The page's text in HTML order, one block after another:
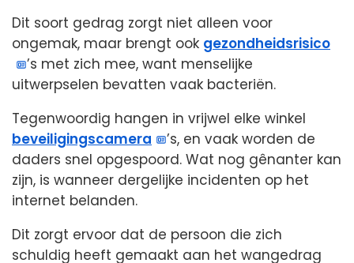
Dit soort gedrag zorgt niet alleen voor
ongemak, maar brengt ook gezondheidsrisico
’s met zich mee, want menselijke
uitwerpselen bevatten vaak bacteriën.
Tegenwoordig hangen in vrijwel elke winkel
beveiligingscamera
’s, en vaak worden de
daders snel opgespoord. Wat nog gênanter kan
zijn, is wanneer dergelijke incidenten op het
internet belanden.
Dit zorgt ervoor dat de persoon die zich
schuldig heeft gemaakt aan het wangedrag